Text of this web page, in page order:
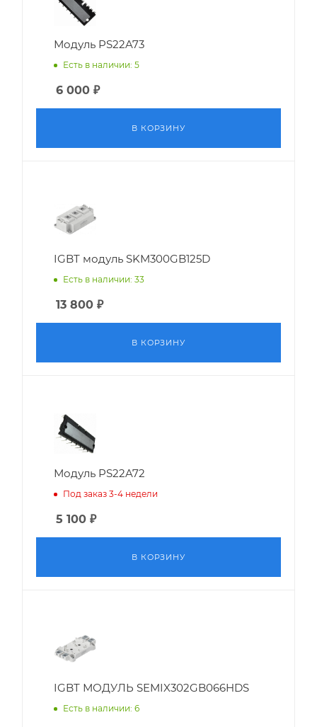
Модуль PS22A73
Есть в наличии: 5
6 000 ₽
В КОРЗИНУ
IGBT модуль SKM300GB125D
Есть в наличии: 33
13 800 ₽
В КОРЗИНУ
Модуль PS22A72
Под заказ 3-4 недели
5 100 ₽
В КОРЗИНУ
IGBT МОДУЛЬ SEMIX302GB066HDS
Есть в наличии: 6